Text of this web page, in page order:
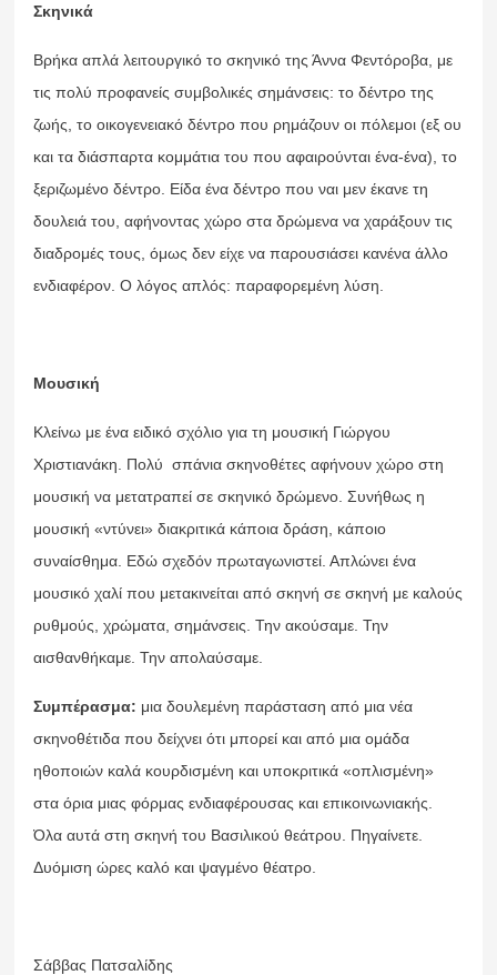
Σκηνικά
Βρήκα απλά λειτουργικό το σκηνικό της Άννα Φεντόροβα, με
τις πολύ προφανείς συμβολικές σημάνσεις: το δέντρο της
ζωής, το οικογενειακό δέντρο που ρημάζουν οι πόλεμοι (εξ ου
και τα διάσπαρτα κομμάτια του που αφαιρούνται ένα-ένα), το
ξεριζωμένο δέντρο. Είδα ένα δέντρο που ναι μεν έκανε τη
δουλειά του, αφήνοντας χώρο στα δρώμενα να χαράξουν τις
διαδρομές τους, όμως δεν είχε να παρουσιάσει κανένα άλλο
ενδιαφέρον. Ο λόγος απλός: παραφορεμένη λύση.
Μουσική
Κλείνω με ένα ειδικό σχόλιο για τη μουσική Γιώργου
Χριστιανάκη. Πολύ σπάνια σκηνοθέτες αφήνουν χώρο στη
μουσική να μετατραπεί σε σκηνικό δρώμενο. Συνήθως η
μουσική «ντύνει» διακριτικά κάποια δράση, κάποιο
συναίσθημα. Εδώ σχεδόν πρωταγωνιστεί. Απλώνει ένα
μουσικό χαλί που μετακινείται από σκηνή σε σκηνή με καλούς
ρυθμούς, χρώματα, σημάνσεις. Την ακούσαμε. Την
αισθανθήκαμε. Την απολαύσαμε.
Συμπέρασμα: μια δουλεμένη παράσταση από μια νέα
σκηνοθέτιδα που δείχνει ότι μπορεί και από μια ομάδα
ηθοποιών καλά κουρδισμένη και υποκριτικά «οπλισμένη»
στα όρια μιας φόρμας ενδιαφέρουσας και επικοινωνιακής.
Όλα αυτά στη σκηνή του Βασιλικού θεάτρου. Πηγαίνετε.
Δυόμιση ώρες καλό και ψαγμένο θέατρο.
Σάββας Πατσαλίδης